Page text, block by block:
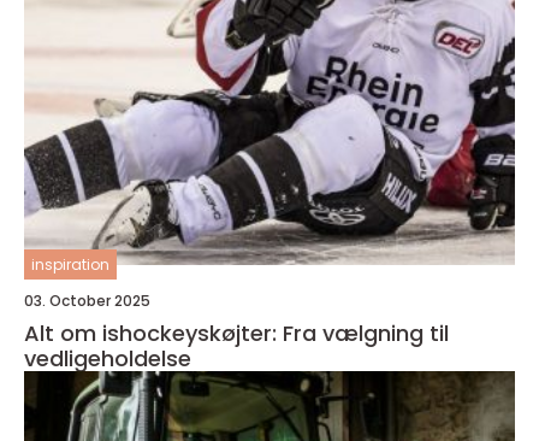
inspiration
03. October 2025
Alt om ishockeyskøjter: Fra vælgning til
vedligeholdelse